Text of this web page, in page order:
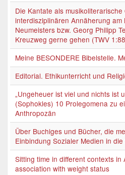
Die Kantate als
interdisziplinären Annäherung am
Neumeisters bzw. Georg Philipp
Kreuzweg gerne gehen (TWV
Meine BESONDERE Bibelstelle.
Editorial. Ethikunterricht und
„Ungeheuer ist viel und nichts ist
(Sophokles) 10 Prolegomena zu
Anthropozän
Über Buchiges und Bücher, die
Einbindung Sozialer Medien in
Sitting time in different contexts
association with weight status